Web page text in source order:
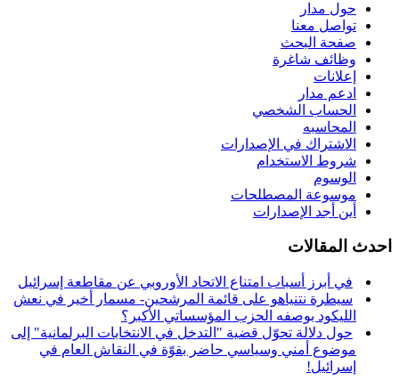
حول مدار
تواصل معنا
صفحة البحث
وظائف شاغرة
إعلانات
ادعم مدار
الحساب الشخصي
المحاسبه
الاشتراك في الإصدارات
شروط الاستخدام
الوسوم
موسوعة المصطلحات
أين أجد الإصدارات
احدث المقالات
في أبرز أسباب امتناع الاتحاد الأوروبي عن مقاطعة إسرائيل
سيطرة نتنياهو على قائمة المرشحين- مسمار أخير في نعش
الليكود بوصفه الحزب المؤسساتي الأكبر؟
حول دلالة تحوّل قضية "التدخل في الانتخابات البرلمانية" إلى
موضوع أمني وسياسي حاضر بقوّة في النقاش العام في
إسرائيل!